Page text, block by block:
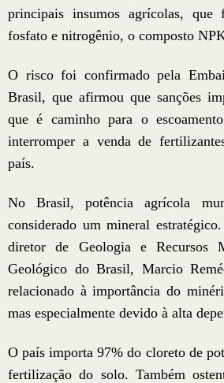
principais insumos agrícolas,
fosfato e nitrogênio, o composto
O risco foi confirmado pela
Brasil, que afirmou que sanções
que é caminho para o
interromper a venda de
país.
No Brasil, potência agrícola
considerado um mineral
diretor de Geologia e Recursos
Geológico do Brasil, Marcio
relacionado à importância do
mas especialmente devido à alta
O país importa 97% do cloreto de
fertilização do solo. Também